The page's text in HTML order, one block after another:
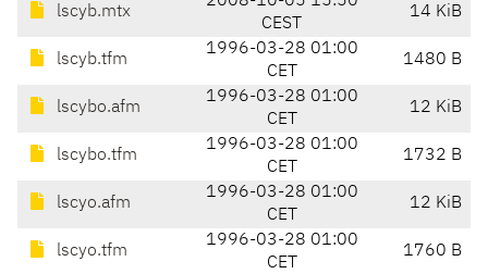
lscyb.mtx
CEST
14 KiB
lscyb.tfm
1996-03-28 01:00
CET
1480 B
lscybo.afm
1996-03-28 01:00
CET
12 KiB
lscybo.tfm
1996-03-28 01:00
CET
1732 B
lscyo.afm
1996-03-28 01:00
CET
12 KiB
lscyo.tfm
1996-03-28 01:00
CET
1760 B